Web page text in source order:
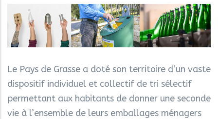
Le Pays de Grasse a doté son territoire d’un vaste
dispositif individuel et collectif de tri sélectif
permettant aux habitants de donner une seconde
vie à l’ensemble de leurs emballages ménagers